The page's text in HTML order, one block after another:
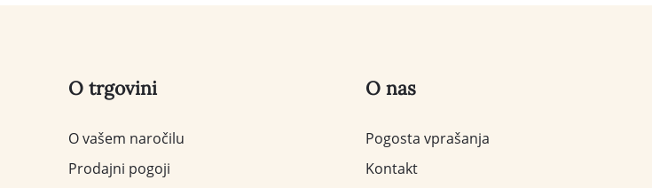
O trgovini
O vašem naročilu
Prodajni pogoji
O nas
Pogosta vprašanja
Kontakt